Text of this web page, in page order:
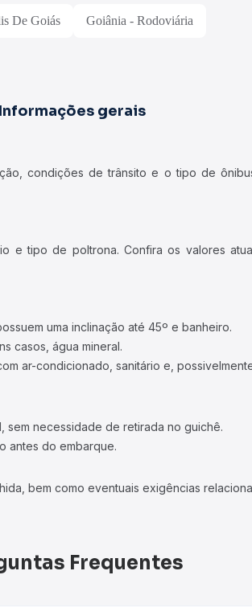
De Goiás Goiânia - Rodoviária
Informações gerais
condições de trânsito e o tipo de
e tipo de poltrona. Confira os valores
uma inclinação até 45º e banheiro.
casos, água mineral.
ar-condicionado, sanitário e,
sem necessidade de retirada no guichê.
antes do embarque.
bem como eventuais exigências
Frequentes